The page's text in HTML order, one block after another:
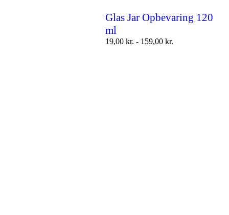
Glas Jar Opbevaring 120
ml
19,00 kr. - 159,00 kr.